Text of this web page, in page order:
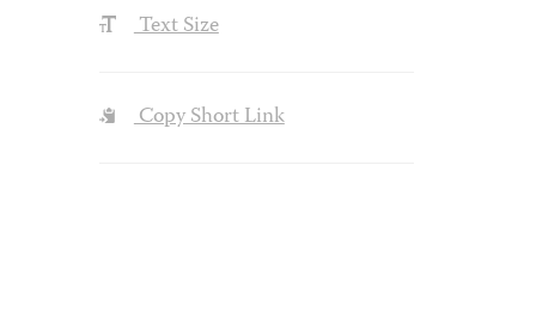
Text Size
Copy Short Link